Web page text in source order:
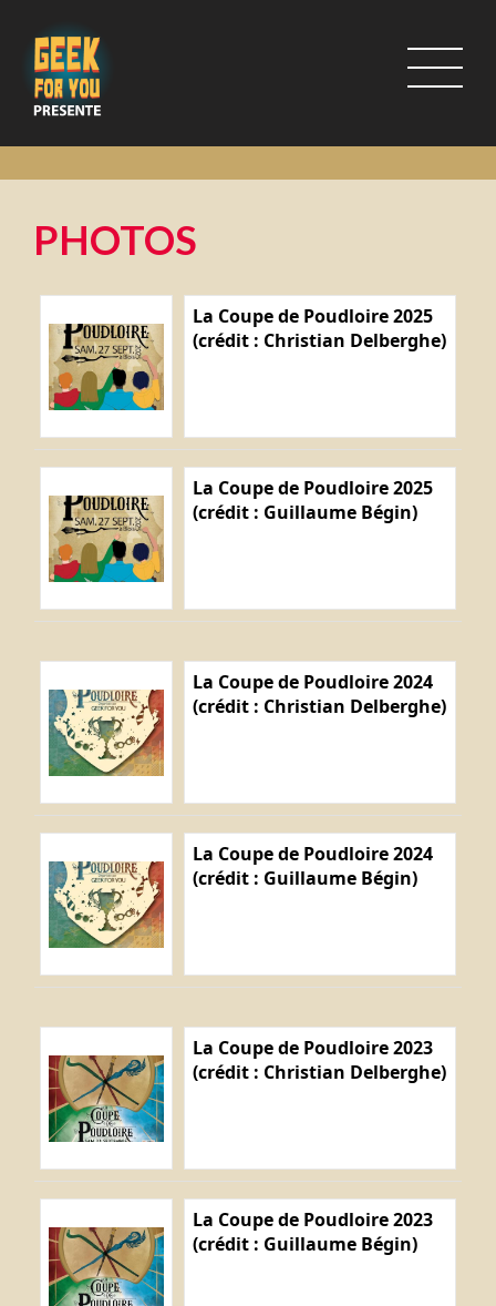
PHOTOS
La Coupe de Poudloire 2025
(crédit : Christian Delberghe)
La Coupe de Poudloire 2025
(crédit : Guillaume Bégin)
La Coupe de Poudloire 2024
(crédit : Christian Delberghe)
La Coupe de Poudloire 2024
(crédit : Guillaume Bégin)
La Coupe de Poudloire 2023
(crédit : Christian Delberghe)
La Coupe de Poudloire 2023
(crédit : Guillaume Bégin)